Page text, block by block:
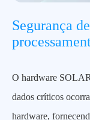
Segurança
O hardware
dados críticos
hardware,